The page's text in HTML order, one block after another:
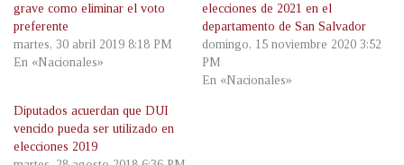
grave como eliminar el voto
preferente
martes, 30 abril 2019 8:18 PM
En «Nacionales»
elecciones de 2021 en el
departamento de San Salvador
domingo, 15 noviembre 2020 3:52
PM
En «Nacionales»
Diputados acuerdan que DUI
vencido pueda ser utilizado en
elecciones 2019